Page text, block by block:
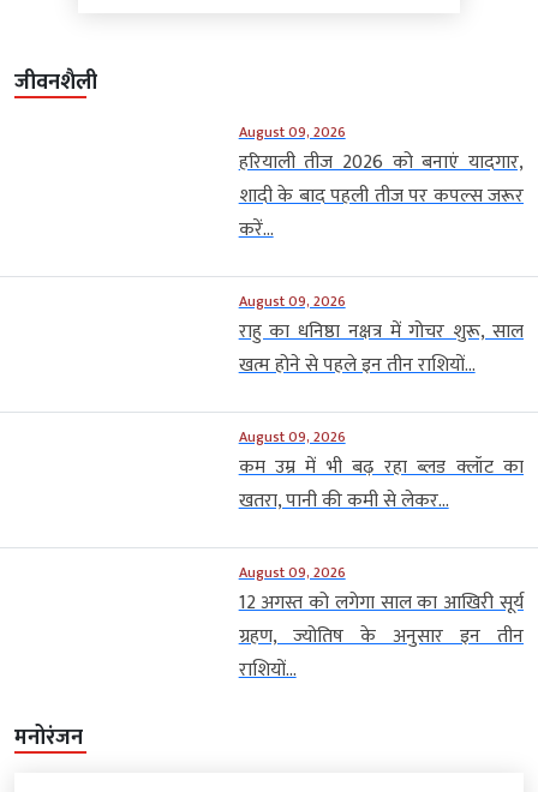
जीवनशैली
August 09, 2026
हरियाली तीज 2026 को बनाएं यादगार,
शादी के बाद पहली तीज पर कपल्स जरूर
करें...
August 09, 2026
राहु का धनिष्ठा नक्षत्र में गोचर शुरू, साल
खत्म होने से पहले इन तीन राशियों...
August 09, 2026
कम उम्र में भी बढ़ रहा ब्लड क्लॉट का
खतरा, पानी की कमी से लेकर...
August 09, 2026
12 अगस्त को लगेगा साल का आखिरी सूर्य
ग्रहण, ज्योतिष के अनुसार इन तीन
राशियों...
मनोरंजन